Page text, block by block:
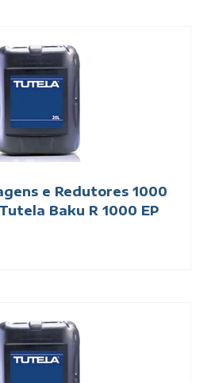
e Redutores 1000
Baku R 1000 EP